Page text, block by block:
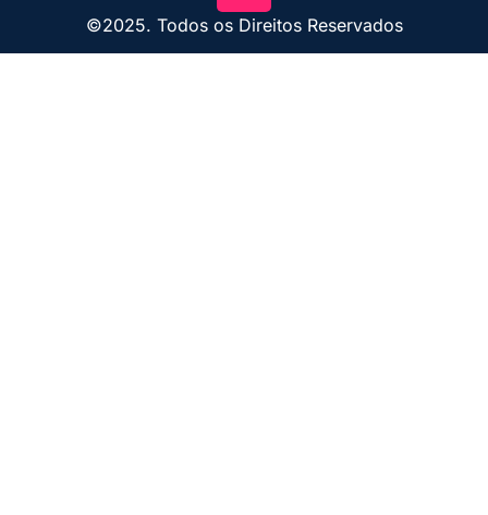
©2025. Todos os Direitos Reservados